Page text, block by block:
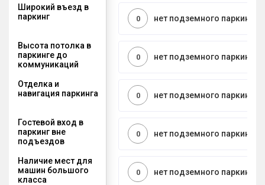
Широкий въезд в
паркинг
нет подземного паркинга
0
Высота потолка в
паркинге до
коммуникаций
нет подземного паркинга
0
Отделка и
навигация паркинга
нет подземного паркинга
0
Гостевой вход в
паркинг вне
подъездов
нет подземного паркинга
0
Наличие мест для
машин большого
класса
нет подземного паркинга
0